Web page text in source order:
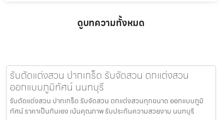
ดูบทความทั้งหมด
รับตัดแต่งสวน ปากเกร็ด รับจัดสวน ตกแต่งสวน
ออกแบบภูมิทัศน์ นนทบุรี
รับตัดแต่งสวน ปากเกร็ด รับจัดสวน ตกแต่งสวนทุกขนาด ออกแบบภูมิ
ทัศน์ ราคาเป็นกันเอง เน้นคุณภาพ รับประกันความสวยงาม นนทบุรี